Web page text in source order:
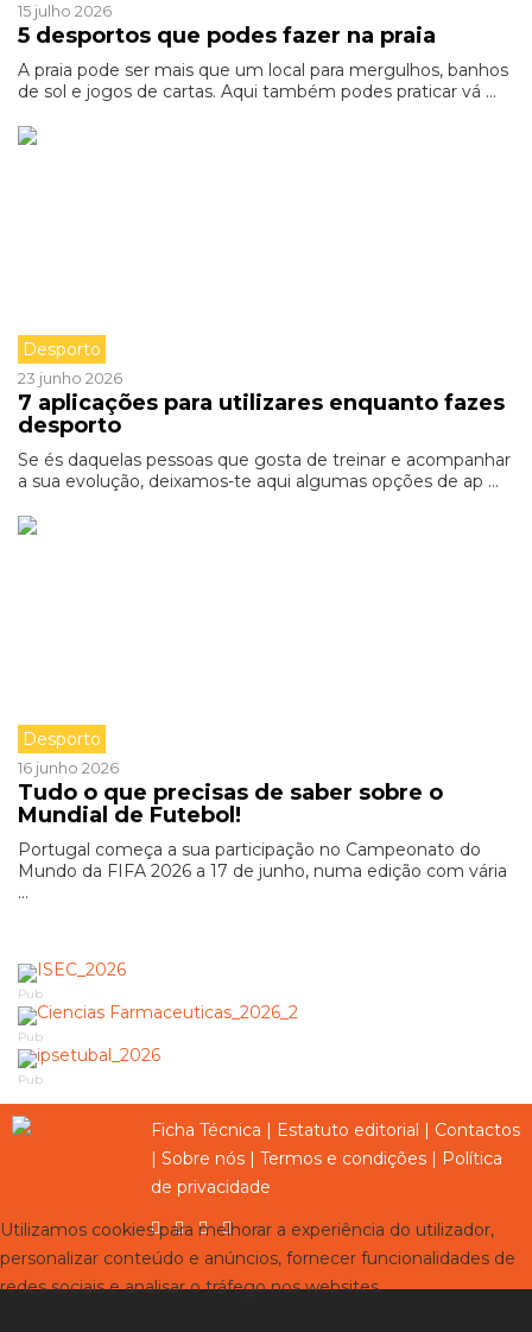
15 julho 2026
5 desportos que podes fazer na praia
A praia pode ser mais que um local para mergulhos, banhos
de sol e jogos de cartas. Aqui também podes praticar vá ...
Desporto
23 junho 2026
7 aplicações para utilizares enquanto fazes
desporto
Se és daquelas pessoas que gosta de treinar e acompanhar
a sua evolução, deixamos-te aqui algumas opções de ap ...
Desporto
16 junho 2026
Tudo o que precisas de saber sobre o
Mundial de Futebol!
Portugal começa a sua participação no Campeonato do
Mundo da FIFA 2026 a 17 de junho, numa edição com vária
...
Pub
Pub
Pub
Ficha Técnica | Estatuto editorial | Contactos
| Sobre nós | Termos e condições | Política
de privacidade
Utilizamos cookies para melhorar a experiência do utilizador,
personalizar conteúdo e anúncios, fornecer funcionalidades de
redes sociais e analisar o tráfego nos websites.